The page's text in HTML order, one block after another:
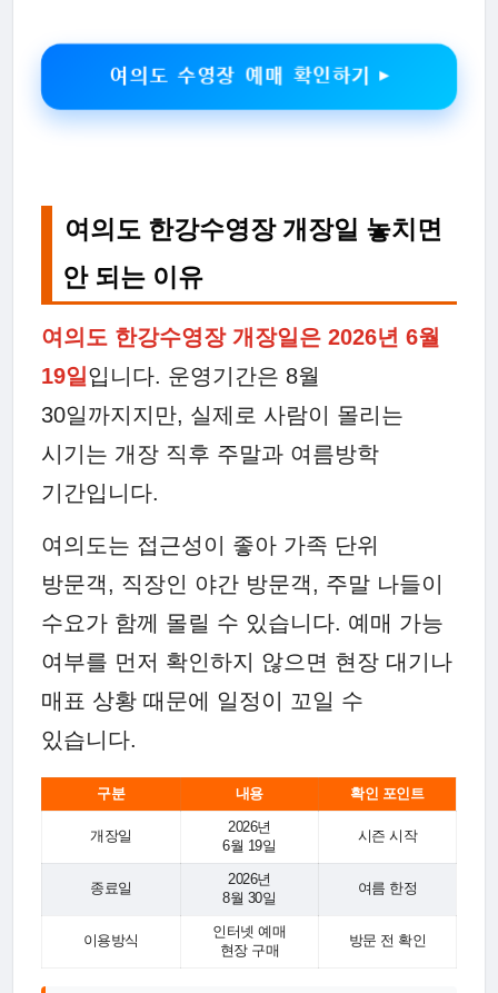
여의도 수영장 예매 확인하기 ▶
여의도 한강수영장 개장일 놓치면
안 되는 이유
여의도 한강수영장 개장일은 2026년 6월
19일 입니다. 운영기간은 8월
30일까지지만, 실제로 사람이 몰리는
시기는 개장 직후 주말과 여름방학
기간입니다.
여의도는 접근성이 좋아 가족 단위
방문객, 직장인 야간 방문객, 주말 나들이
수요가 함께 몰릴 수 있습니다. 예매 가능
여부를 먼저 확인하지 않으면 현장 대기나
매표 상황 때문에 일정이 꼬일 수
있습니다.
구분 내용 확인 포인트
개장일
2026년
6월 19일
시즌 시작
종료일
2026년
8월 30일
여름 한정
이용방식
인터넷 예매
현장 구매
방문 전 확인